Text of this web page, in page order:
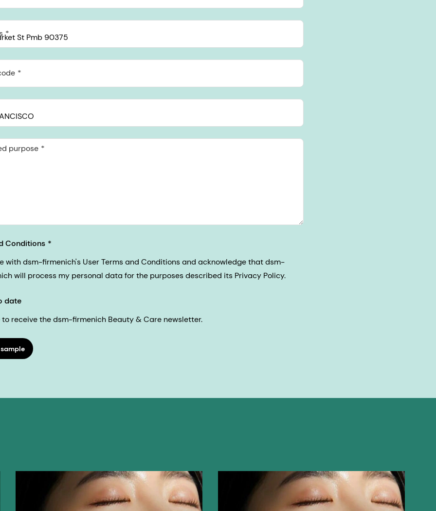
purpose
Conditions
with dsm-firmenich's User Terms and Conditions and acknowledge that dsm-
will process my personal data for the purposes described its Privacy Policy.
date
to receive the dsm-firmenich Beauty & Care newsletter.